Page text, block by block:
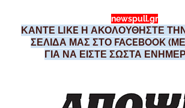
newspull.gr
ΚΑΝΤΕ LIKE Η ΑΚΟΛΟΥΘΗΣΤΕ
ΣΕΛΙΔΑ ΜΑΣ ΣΤΟ FACEBOOK
ΓΙΑ ΝΑ ΕΙΣΤΕ ΣΩΣΤΑ